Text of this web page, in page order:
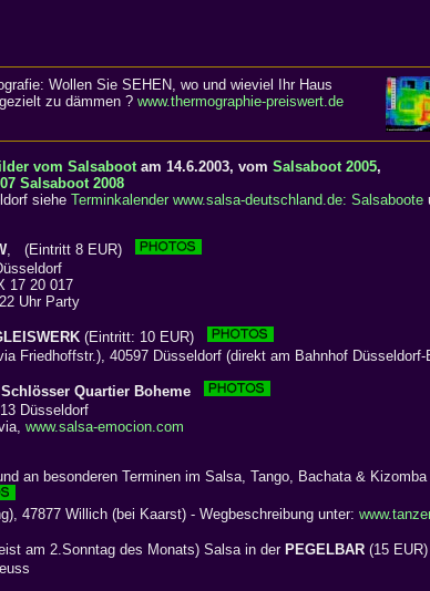
Wollen Sie SEHEN, wo und wieviel Ihr Haus
zu dämmen ? www.thermographie-preiswert.de
vom Salsabootam 14.6.2003, vom Salsaboot 2005,
Salsaboot 2008
siehe Terminkalender www.salsa-deutschland.de: Salsaboote
, (Eintritt 8 EUR)
17 20 017
Uhr Party
(Eintritt: 10 EUR)
Friedhoffstr.), 40597 Düsseldorf (direkt am Bahnhof Düsseldorf-
Schlösser Quartier Boheme
Düsseldorf
www.salsa-emocion.com
an besonderen Terminen im Salsa, Tango, Bachata &
47877 Willich (bei Kaarst) - Wegbeschreibung unter:
am 2.Sonntag des Monats) Salsa in der PEGELBAR (15